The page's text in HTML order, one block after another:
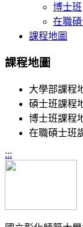
博士班
在職
課程地圖
課程地圖
大學部課程
碩士班課程
博士班課程
在職碩士班
:::